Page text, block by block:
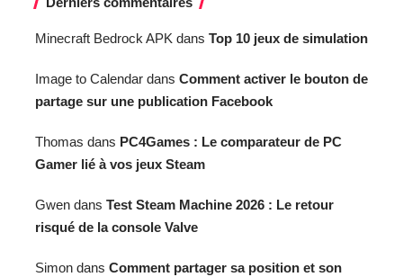
Minecraft Bedrock APK dans Top 10 jeux de simulation
Image to Calendar dans Comment activer le bouton de
partage sur une publication Facebook
Thomas dans PC4Games : Le comparateur de PC
Gamer lié à vos jeux Steam
Gwen dans Test Steam Machine 2026 : Le retour
risqué de la console Valve
Simon dans Comment partager sa position et son